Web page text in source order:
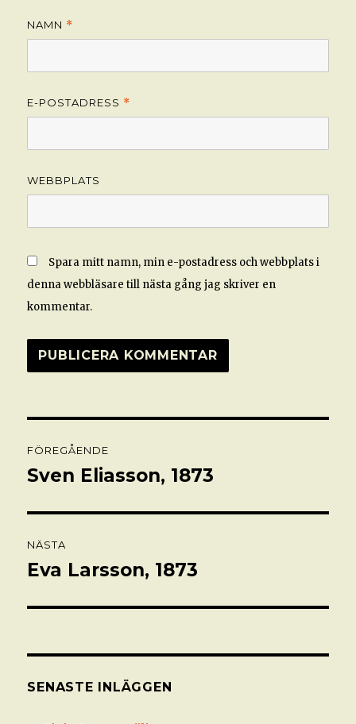
NAMN *
E-POSTADRESS *
WEBBPLATS
Spara mitt namn, min e-postadress och webbplats i
denna webbläsare till nästa gång jag skriver en
kommentar.
FÖREGÅENDE
Föregående
Sven Eliasson, 1873
NÄSTA
Nästa
Eva Larsson, 1873
SENASTE INLÄGGEN